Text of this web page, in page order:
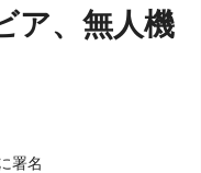
ア、無人機